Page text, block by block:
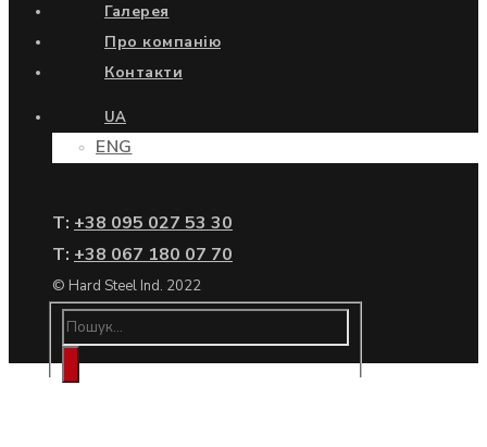
Галерея
Про компанію
Контакти
UA
ENG
Т: +38 095 027 53 30
Т: +38 067 180 07 70
© Hard Steel Ind. 2022